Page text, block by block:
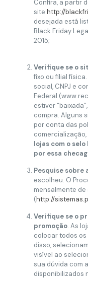
Confira, a partir
site http://
desejada está
Black Friday
2015;
Verifique se o
fixo ou filial
social, CNPJ e
Federal
estiver
compra. Alguns
por conta das
lojas com o
por essa
Pesquise sobre
escolheu. O
mensalmente
(http://
Verifique se o
promoção. As
colocar todos os
disso,
visível ao
sua dúvida com
disponibilizados